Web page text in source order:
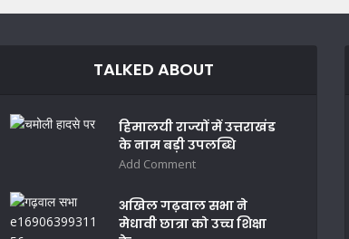
TALKED ABOUT
हिमालयी राज्यों में उत्तराखंड
के नाम बड़ी उपलब्धि
Add Comment
अखिल गढ़वाल सभा ने
मेधावी छात्रा को उच्च शिक्षा